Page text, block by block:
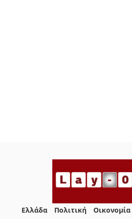
Ελλάδα Πολιτική Οικονομία